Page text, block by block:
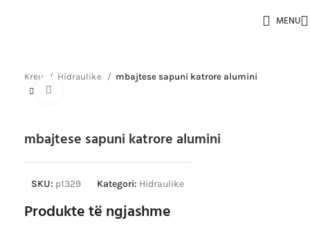
MENU
Kreu Hidraulike
mbajtese sapuni katrore alumini
mbajtese sapuni katrore alumini
SKU: p1329 Kategori: Hidraulike
Produkte të ngjashme